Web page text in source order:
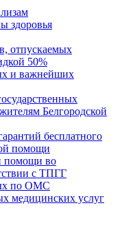
здоровья
отпускаемых
50%
и важнейших
Белгородской
бесплатного
помощи
помощи во
с ТПГГ
по ОМС
медицинских услуг